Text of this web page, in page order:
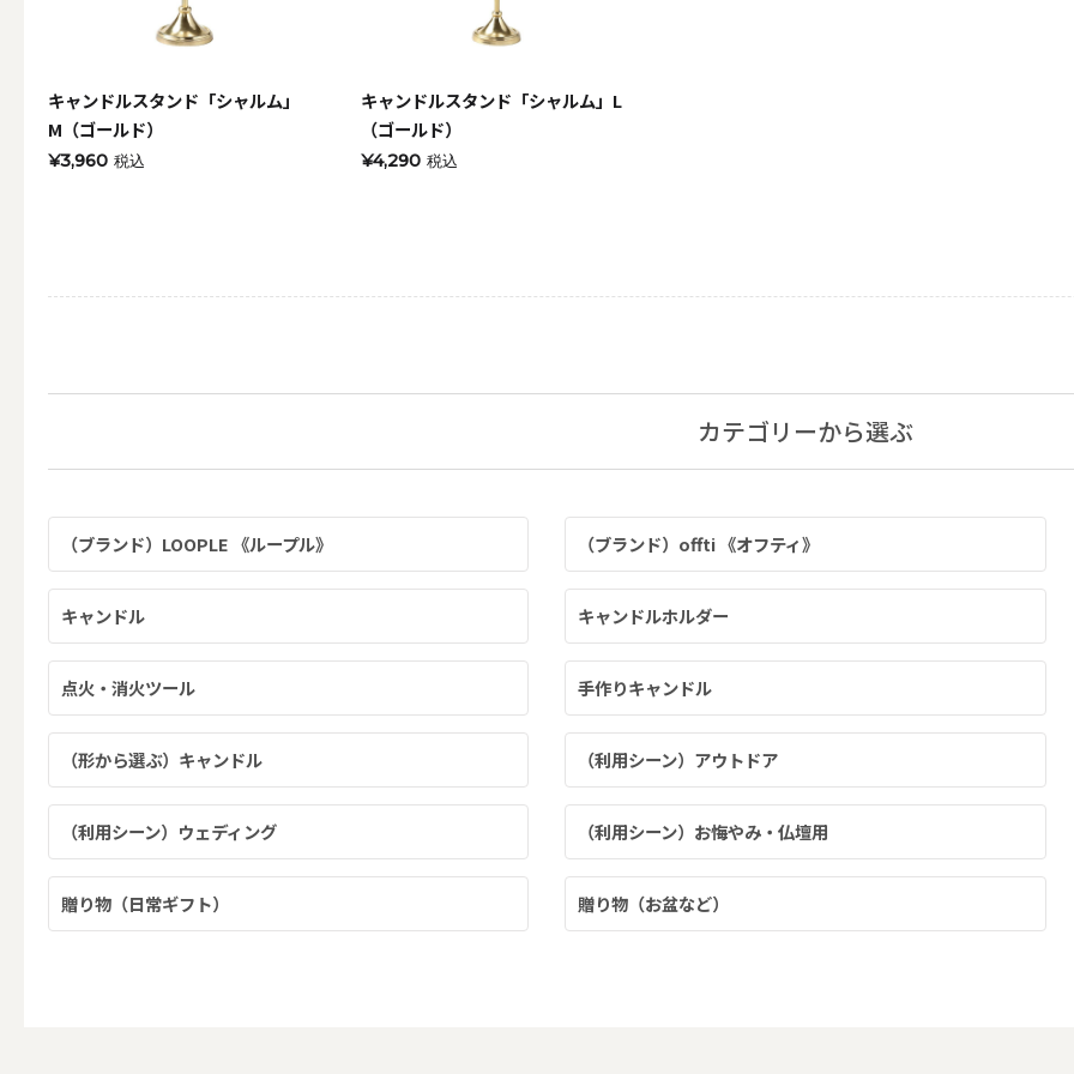
その他
ALL ピラーキャンドル
その他キャンドル
（利用シーン）アウトドア
ALL アウトドアキャンドル
キャンドル・ホルダーセット
キャンドルスタンド「シャルム」
M（ゴールド）
¥3,960 税込
キャンドルスタンド「シャルム」L
（ゴールド）
¥4,290 税込
カテゴリーから選ぶ
（ブランド）LOOPLE 《ループル》 （ブランド）offti 《オフティ》
キャンドル キャンドルホルダー
点火・消火ツール 手作りキャンドル
（形から選ぶ）キャンドル （利用シーン）アウトドア
（利用シーン）ウェディング （利用シーン）お悔やみ・仏壇用
贈り物（日常ギフト） 贈り物（お盆など）